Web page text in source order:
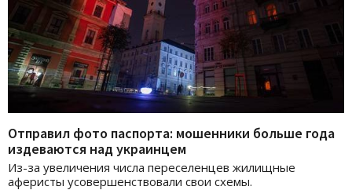
Отправил фото паспорта: мошенники больше года
издеваются над украинцем
Из-за увеличения числа переселенцев жилищные
аферисты усовершенствовали свои схемы.